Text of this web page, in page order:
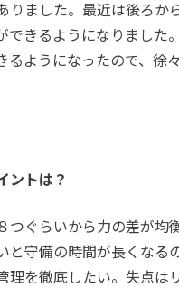
りました。最近は後ろか
できるようになりました
るようになったので、徐
ントは？
ぐらいから力の差が均
と守備の時間が長くなる
理を徹底したい。失点は